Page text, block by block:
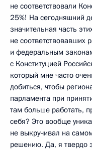
не соответствовали
25%! На сегодняшний
значительная часть
не соответствовавших
и федеральным
с Конституцией
который мне часто
добиться, чтобы
парламента при
там больше работать,
себя? Это вообще
не выкручивал на
решению. Да, я твердо